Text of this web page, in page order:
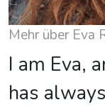
Mehr über Eva
I am Eva,
has